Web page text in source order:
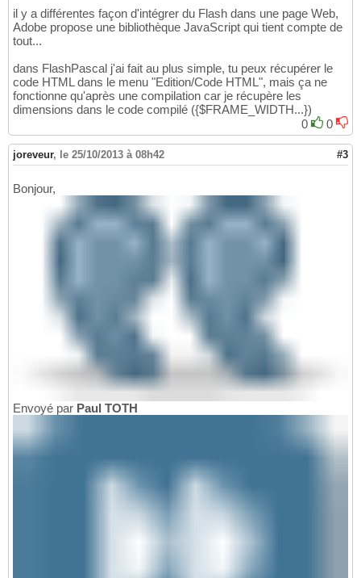
il y a différentes façon d'intégrer du Flash dans une page Web,
Adobe propose une bibliothèque JavaScript qui tient compte de
tout...
dans FlashPascal j'ai fait au plus simple, tu peux récupérer le
code HTML dans le menu "Edition/Code HTML", mais ça ne
fonctionne qu'après une compilation car je récupère les
dimensions dans le code compilé ({$FRAME_WIDTH...})
0
0
joreveur, le 25/10/2013 à 08h42 #3
Bonjour,
Envoyé par Paul TOTH